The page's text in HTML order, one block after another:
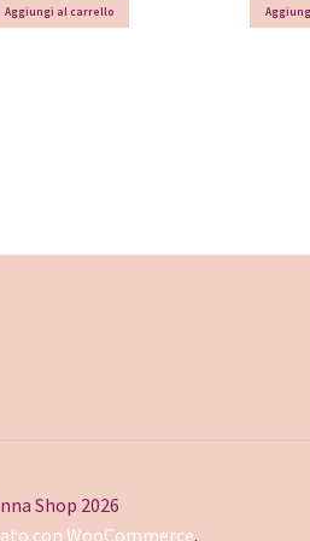
Aggiungi al carrello
Shop 2026
con WooCommerce.